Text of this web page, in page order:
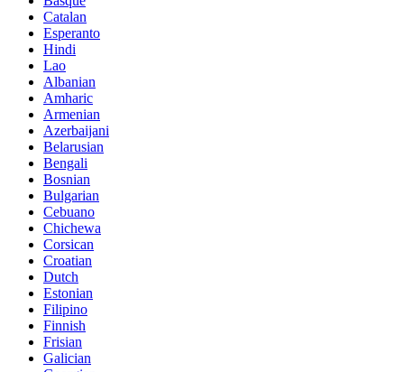
Catalan
Esperanto
Hindi
Lao
Albanian
Amharic
Armenian
Azerbaijani
Belarusian
Bengali
Bosnian
Bulgarian
Cebuano
Chichewa
Corsican
Croatian
Dutch
Estonian
Filipino
Finnish
Frisian
Galician